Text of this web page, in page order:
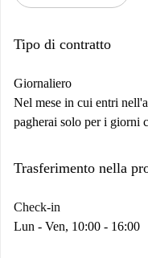
Tipo di contratto
Giornaliero
Nel mese in cui entri
pagherai solo per i giorni
Trasferimento nella
Check-in
Lun - Ven, 10:00 - 16:00